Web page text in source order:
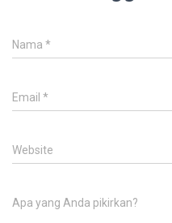
Nama *
Email *
Website
Apa yang Anda pikirkan?